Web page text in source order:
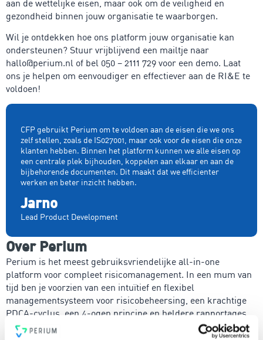
aan de wettelijke eisen, maar ook om de veiligheid en
gezondheid binnen jouw organisatie te waarborgen.
Wil je ontdekken hoe ons platform jouw organisatie kan
ondersteunen? Stuur vrijblijvend een mailtje naar
hallo@perium.nl of bel 050 – 2111 729 voor een demo. Laat
ons je helpen om eenvoudiger en effectiever aan de RI&E te
voldoen!
CFP gebruikt Perium om te voldoen aan de eisen die we ons
zelf stellen, zoals de IS027001, maar ook voor de eisen die onze
klanten hebben. Binnen het platform kunnen we alle eisen op
een centrale plek bijhouden, koppelen aan elkaar en aan de
bijbehorende documenten. Dit maakt dat we efficienter
werken en beter inzicht hebben.
Jarno
Lead Product Development
Over Perium
Perium is het meest gebruiksvriendelijke all-in-one
platform voor compleet risicomanagement. In een mum van
tijd ben je voorzien van een intuïtief en flexibel
managementsysteem voor risicobeheersing, een krachtige
PDCA-cyclus, een 4-ogen principe en heldere rapportages.
Voldoe vanaf nu aan de voor jou relevante standaarden voor